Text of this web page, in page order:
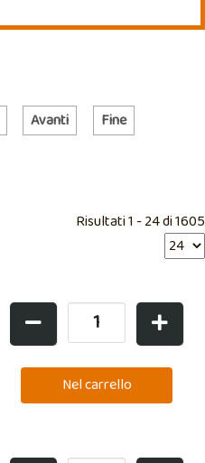
Avanti Fine
Risultati 1 - 24 di 1605